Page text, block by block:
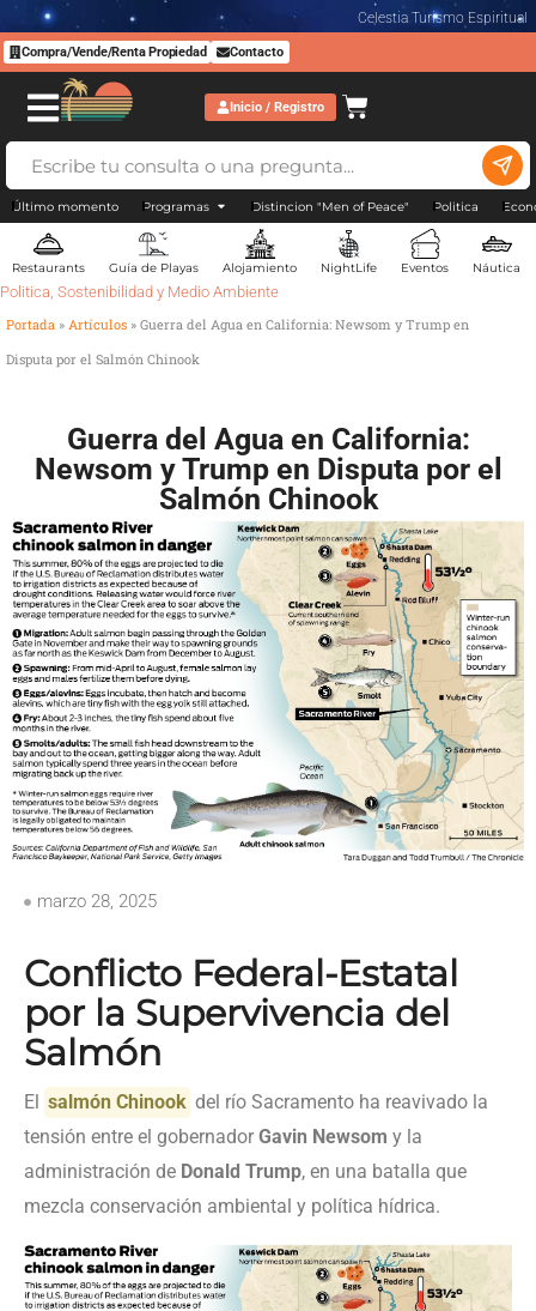
Celestia Turismo Espiritual
Compra/Vende/Renta Propiedad Contacto
Inicio / Registro
Último momento Programas Distincion "Men of Peace" Politica
Restaurants Guía de Playas Alojamiento NightLife Eventos Náutica
Politica, Sostenibilidad y Medio Ambiente
Portada » Artículos » Guerra del Agua en California: Newsom y Trump en
Disputa por el Salmón Chinook
Guerra del Agua en California:
Newsom y Trump en Disputa por el
Salmón Chinook
marzo 28, 2025
Conflicto Federal-Estatal
por la Supervivencia del
Salmón
El salmón Chinook del río Sacramento ha reavivado la
tensión entre el gobernador Gavin Newsom y la
administración de Donald Trump, en una batalla que
mezcla conservación ambiental y política hídrica.